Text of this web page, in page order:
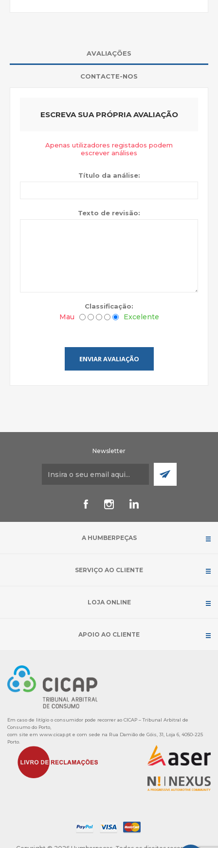
AVALIAÇÕES
CONTACTE-NOS
ESCREVA SUA PRÓPRIA AVALIAÇÃO
Apenas utilizadores registados podem
escrever análises
Título da análise:
Texto de revisão:
Classificação:
Mau Excelente
ENVIAR AVALIAÇÃO
Newsletter
A HUMBERPEÇAS
SERVIÇO AO CLIENTE
LOJA ONLINE
APOIO AO CLIENTE
Em caso de litígio o consumidor pode recorrer ao CICAP – Tribunal Arbitral de
Consumo do Porto,
com site em www.cicap.pt e com sede na Rua Damião de Góis, 31, Loja 6, 4050-225
Porto.